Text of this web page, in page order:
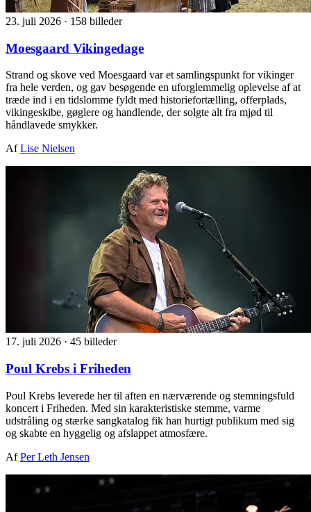
23. juli 2026 · 158 billeder
Moesgaard Vikingedage
Strand og skove ved Moesgaard var et samlingspunkt for vikinger
fra hele verden, og gav besøgende en uforglemmelig oplevelse af at
træde ind i en tidslomme fyldt med historiefortælling, offerplads,
vikingeskibe, gøglere og handlende, der solgte alt fra mjød til
håndlavede smykker.
AfLise Nielsen
17. juli 2026 · 45 billeder
Poul Krebs i Friheden
Poul Krebs leverede her til aften en nærværende og stemningsfuld
koncert i Friheden. Med sin karakteristiske stemme, varme
udstråling og stærke sangkatalog fik han hurtigt publikum med sig
og skabte en hyggelig og afslappet atmosfære.
AfPer Leth Jensen